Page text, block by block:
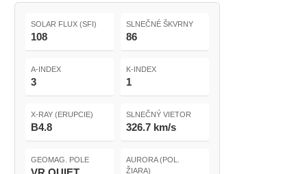
SOLAR FLUX (SFI)
108
SLNEČNÉ ŠKVRNY
86
A-INDEX
3
K-INDEX
1
X-RAY (ERUPCIE)
B4.8
SLNEČNÝ VIETOR
326.7 km/s
GEOMAG. POLE
AURORA (POL.
ŽIARA)